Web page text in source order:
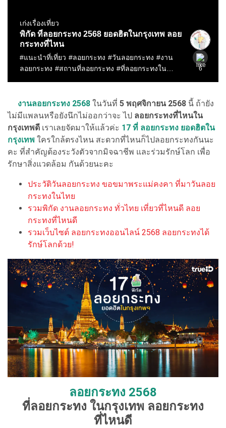
งานลอยกระทง 2568 ในวันที่ 5 พฤศจิกายน 2568 นี้ ถ้ายัง
ไม่มีแพลนหรือยังนึกไม่ออกว่าจะ ไป ลอยกระทงที่ไหนใน
กรุงเทพดี เราเลยจัดมาให้แล้วค่ะ 17 ที่ ลอยกระทง ยอดฮิตใน
กรุงเทพ ใครใกล้ตรงไหน สะดวกที่ไหนก็ไปลอยกระทงกันนะ
คะ ที่สำคัญต้องระวังตัวจากมิจฉาชีพ และร่วมรักษ์โลก เพื่อ
รักษาสิ่งแวดล้อม กันด้วยนะคะ
ประวัติวันลอยกระทง ขอขมาพระแม่คงคา ที่มาวันลอย
กระทงในไทย
รวมพิกัด งานลอยกระทง ทั่วไทย เที่ยวที่ไหนดี ลอย
กระทงที่ไหนดี
รวมเว็บไซต์ ลอยกระทงออนไลน์ 2568 ลอยกระทงได้
รักษ์โลกด้วย!
ลอยกระทง 2568
ที่ลอยกระทง ในกรุงเทพ ลอยกระทง
ที่ไหนดี